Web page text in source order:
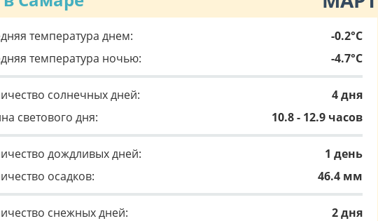
температура днем:
-0.2°C
температура ночью:
-4.7°C
солнечных дней:
4 дня
светового дня:
10.8 - 12.9 часов
дождливых дней:
1 день
осадков:
46.4 мм
снежных дней: 2 дня